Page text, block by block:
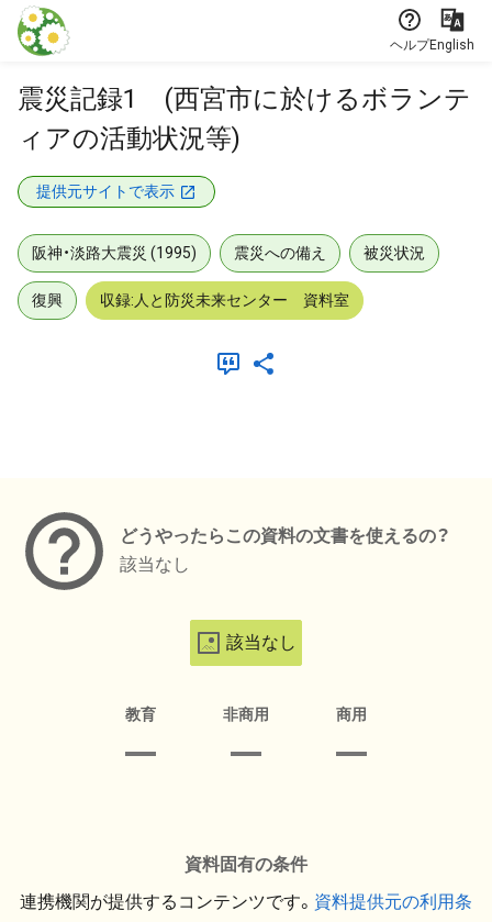
本文に飛ぶ
ヘルプEnglish
震災記録1 (西宮市に於けるボランテ
ィアの活動状況等)
提供元サイトで表示
阪神・淡路大震災 (1995) 震災への備え 被災状況
復興 収録:人と防災未来センター 資料室
どうやったらこの資料の文書を使えるの？
該当なし
該当なし
教育 非商用 商用
資料固有の条件
連携機関が提供するコンテンツです。 資料提供元の利用条